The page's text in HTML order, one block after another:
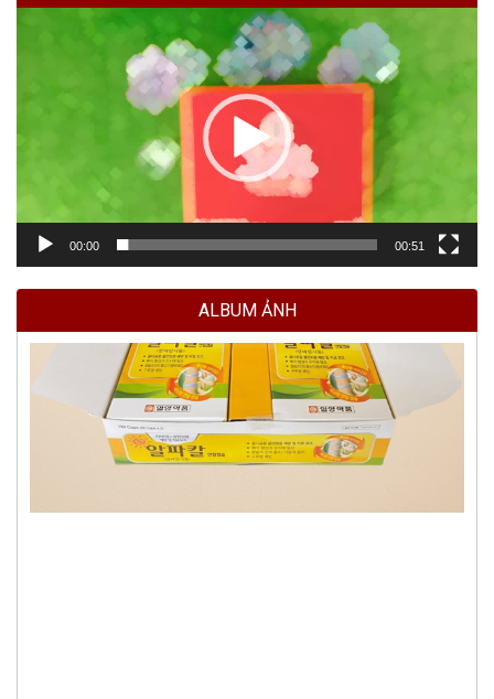
00:00 00:51
ALBUM ẢNH